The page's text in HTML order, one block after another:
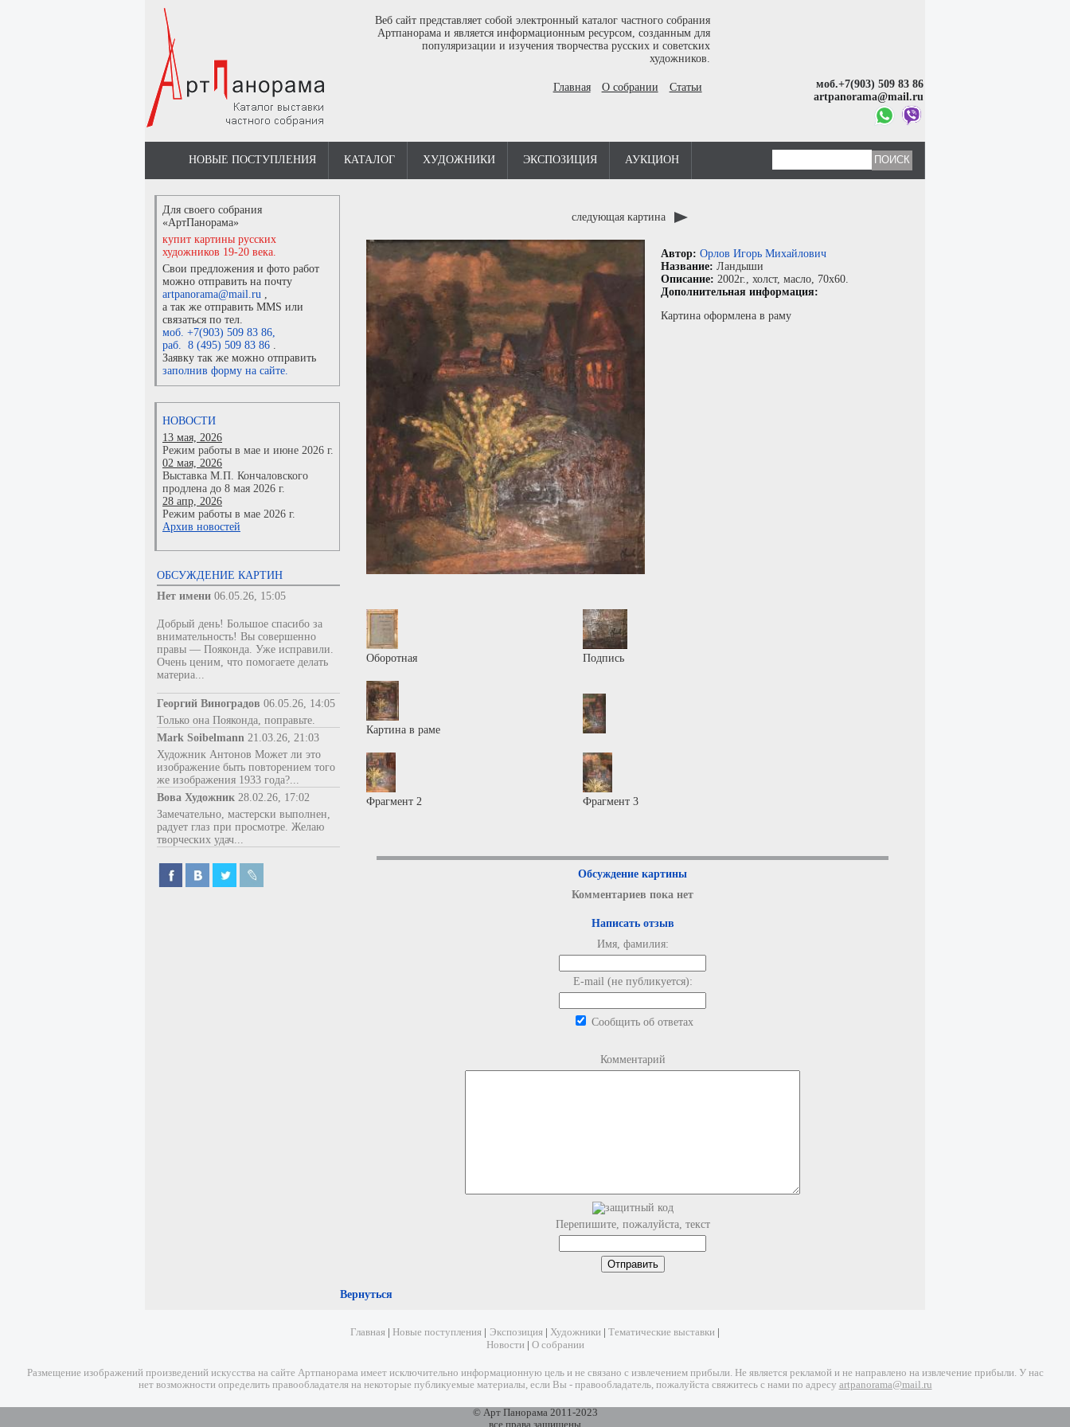
Веб сайт представляет собой электронный каталог частного собрания
Артпанорама и является информационным ресурсом, созданным для
популяризации и изучения творчества русских и советских
художников.
Главная О собрании Статьи
моб.+7(903) 509 83 86
artpanorama@mail.ru
НОВЫЕ ПОСТУПЛЕНИЯ КАТАЛОГ ХУДОЖНИКИ ЭКСПОЗИЦИЯ АУКЦИОН
Для своего собрания
«АртПанорама»
купит картины русских
художников 19-20 века.
Свои предложения и фото работ
можно отправить на почту
artpanorama@mail.ru ,
а так же отправить MMS или
связаться по тел.
моб. +7(903) 509 83 86,
раб. 8 (495) 509 83 86 .
Заявку так же можно отправить
заполнив форму на сайте.
НОВОСТИ
13 мая, 2026
Режим работы в мае и июне 2026 г.
02 мая, 2026
Выставка М.П. Кончаловского
продлена до 8 мая 2026 г.
28 апр, 2026
Режим работы в мае 2026 г.
Архив новостей
ОБСУЖДЕНИЕ КАРТИН
Нет имени 06.05.26, 15:05
Добрый день! Большое спасибо за
внимательность! Вы совершенно
правы — Пояконда. Уже исправили.
Очень ценим, что помогаете делать
материа...
Георгий Виноградов 06.05.26, 14:05
Только она Пояконда, поправьте.
Mark Soibelmann 21.03.26, 21:03
Художник Антонов Может ли это
изображение быть повторением того
же изображения 1933 года?...
Вова Художник 28.02.26, 17:02
Замечательно, мастерски выполнен,
радует глаз при просмотре. Желаю
творческих удач...
следующая картина
Автор: Орлов Игорь Михайлович
Название: Ландыши
Описание: 2002г., холст, масло, 70x60.
Дополнительная информация:
Картина оформлена в раму
Оборотная Подпись
Картина в раме
Фрагмент 2 Фрагмент 3
Обсуждение картины
Комментариев пока нет
Написать отзыв
Имя, фамилия:
E-mail (не публикуется):
Сообщить об ответах
Комментарий
Перепишите, пожалуйста, текст
Вернуться
Главная Новые поступления Экспозиция Художники Тематические выставки
Новости| О собрании
Размещение изображений произведений искусства на сайте Артпанорама имеет исключительно информационную цель и не связано с извлечением прибыли. Не является рекламой и не направлено на извлечение прибыли. У нас
нет возможности определить правообладателя на некоторые публикуемые материалы, если Вы - правообладатель, пожалуйста свяжитесь с нами по адресу artpanorama@mail.ru
© Арт Панорама 2011-2023
все права защищены